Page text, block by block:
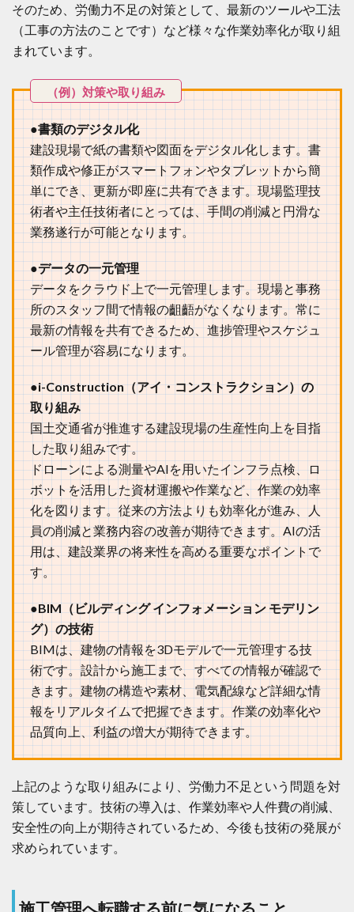
の
仕
事
内
施
管
理
の
仕
事
内
容
の
「
題
と
対
策
」
わ
り
や
す
く
4
施
工
管
理
へ
転
職
す
る
前
に
気
に
な
る
こ
と
4.1
施
工
管
の
平
均
年
収
施
そのため、労働力不足の対策として、最新のツールや工法
（工事の方法のことです）など様々な作業効率化が取り組
まれています。
●書類のデジタル化
建設現場で紙の書類や図面をデジタル化します。書
類作成や修正がスマートフォンやタブレットから簡
単にでき、更新が即座に共有できます。現場監理技
術者や主任技術者にとっては、手間の削減と円滑な
業務遂行が可能となります。
●データの一元管理
データをクラウド上で一元管理します。現場と事務
所のスタッフ間で情報の齟齬がなくなります。常に
最新の情報を共有できるため、進捗管理やスケジュ
ール管理が容易になります。
●i-Construction（アイ・コンストラクション）の
取り組み
国土交通省が推進する建設現場の生産性向上を目指
した取り組みです。
ドローンによる測量やAIを用いたインフラ点検、ロ
ボットを活用した資材運搬や作業など、作業の効率
化を図ります。従来の方法よりも効率化が進み、人
員の削減と業務内容の改善が期待できます。AIの活
用は、建設業界の将来性を高める重要なポイントで
す。
●BIM（ビルディング インフォメーション モデリン
グ）の技術
BIMは、建物の情報を3Dモデルで一元管理する技
術です。設計から施工まで、すべての情報が確認で
きます。建物の構造や素材、電気配線など詳細な情
報をリアルタイムで把握できます。作業の効率化や
品質向上、利益の増大が期待できます。
上記のような取り組みにより、労働力不足という問題を対
策しています。技術の導入は、作業効率や人件費の削減、
安全性の向上が期待されているため、今後も技術の発展が
求められています。
施工管理へ転職する前に気になること